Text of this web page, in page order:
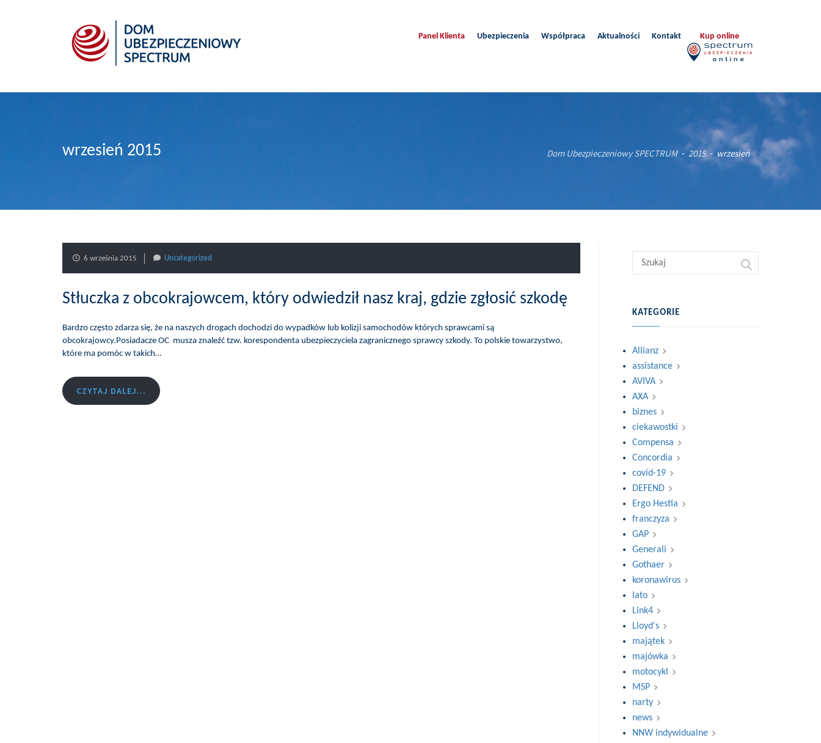
Panel Klienta Ubezpieczenia Współpraca Aktualności Kontakt Kup online
wrzesień 2015 Dom Ubezpieczeniowy SPECTRUM - 2015 - wrzesień
6 września 2015 Uncategorized
Stłuczka z obcokrajowcem, który odwiedził nasz kraj, gdzie zgłosić szkodę
Bardzo często zdarza się, że na naszych drogach dochodzi do wypadków lub kolizji samochodów których sprawcami są
obcokrajowcy.Posiadacze OC musza znaleźć tzw. korespondenta ubezpieczyciela zagranicznego sprawcy szkody. To polskie towarzystwo,
które ma pomóc w takich…
CZYTAJ DALEJ...
KATEGORIE
Allianz
assistance
AVIVA
AXA
biznes
ciekawostki
Compensa
Concordia
covid-19
DEFEND
Ergo Hestia
franczyza
GAP
Generali
Gothaer
koronawirus
lato
Link4
Lloyd's
majątek
majówka
motocykl
MSP
narty
news
NNW indywidualne